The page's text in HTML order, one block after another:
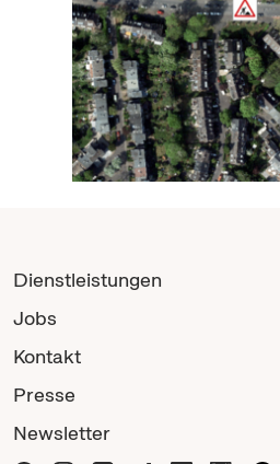
Dienstleistungen
Jobs
Kontakt
Presse
Newsletter